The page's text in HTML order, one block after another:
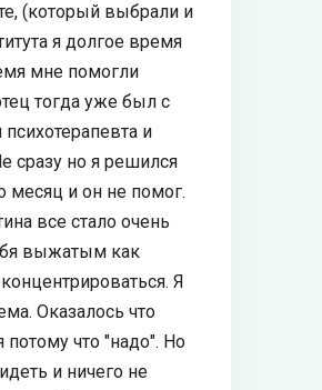
(который выбрали и
я долгое время
мне помогли
тогда уже был с
и
сразу но я решился
месяц и он не помог.
все стало очень
выжатым как
Я
Оказалось что
что "надо". Но
и ничего не